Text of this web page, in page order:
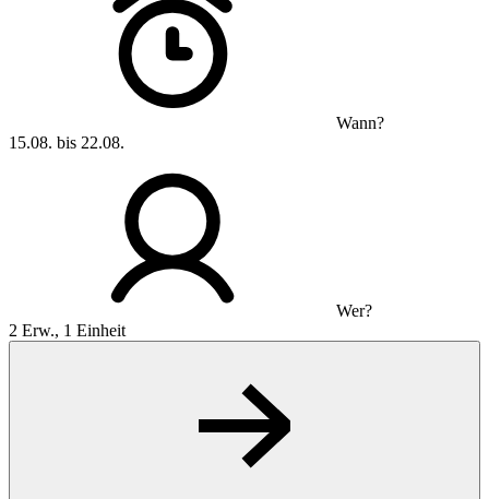
Wann?
15.08. bis 22.08.
Wer?
2 Erw., 1 Einheit